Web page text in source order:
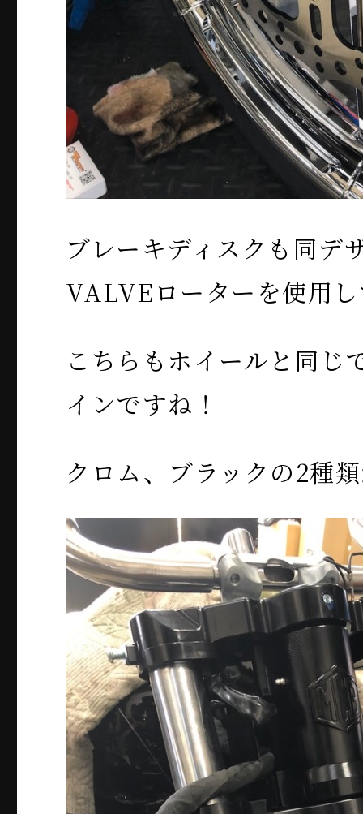
ブレーキディスクも同デ
VALVEローターを使用
こちらもホイールと同じ
インですね！
クロム、ブラックの2種